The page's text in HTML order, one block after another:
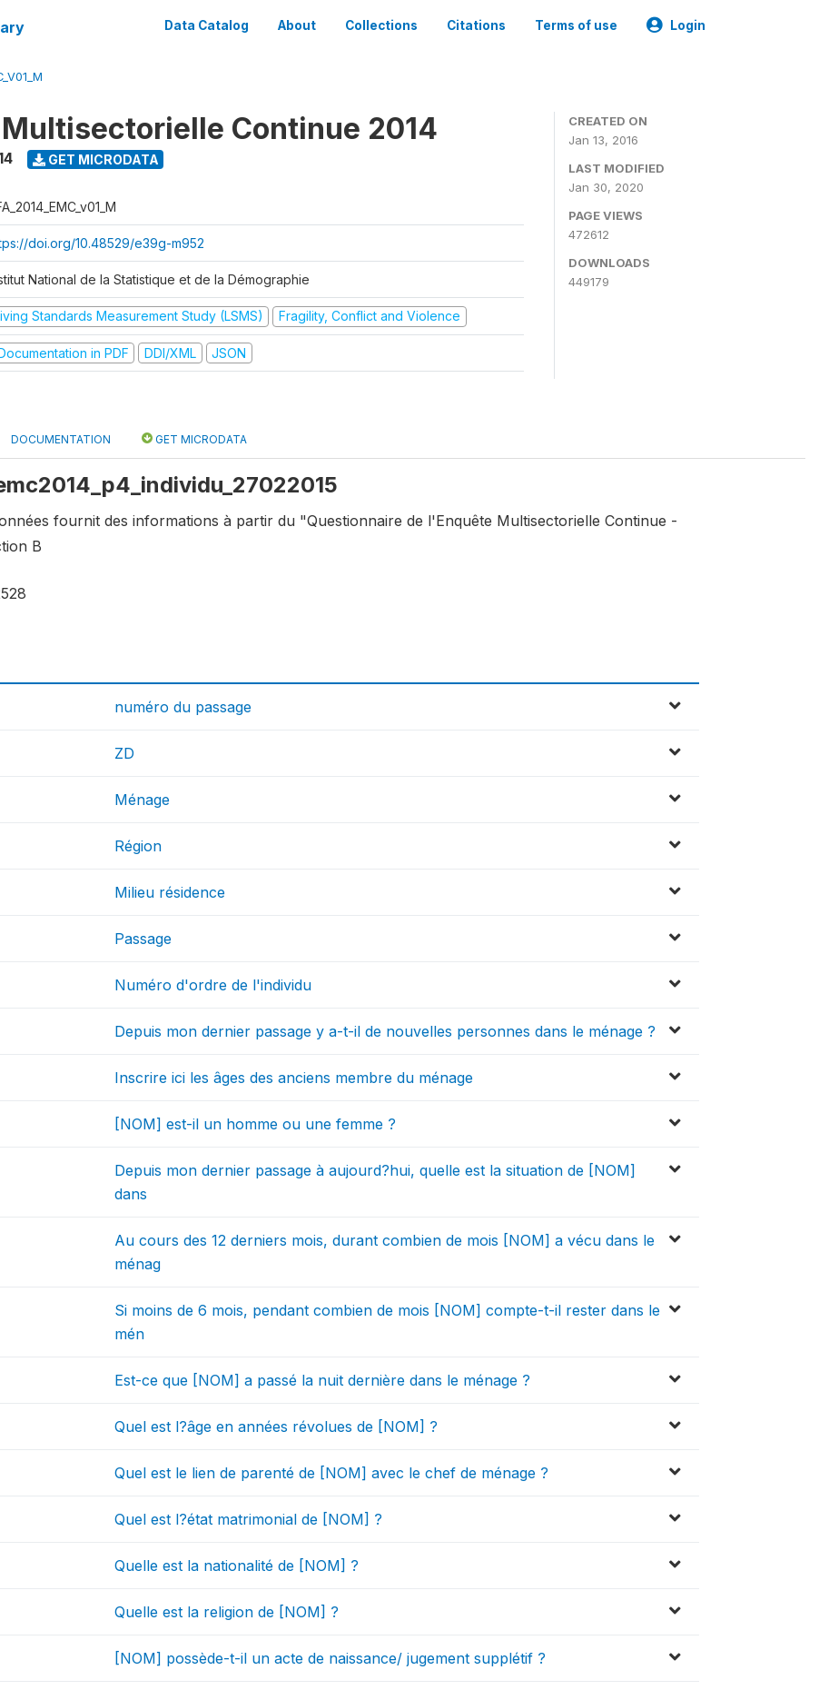
Data Catalog About Collections Citations Terms of use Login
Continue 2014
GET MICRODATA
doi.org/10.48529/e39g-m952
National de la Statistique et de la Démographie
Standards Measurement Study (LSMS) Fragility, Conflict and Violence
in PDF DDI/XML JSON
CREATED ON
Jan 13, 2016
LAST MODIFIED
Jan 30, 2020
PAGE VIEWS
472612
DOWNLOADS
449179
DOCUMENTATION GET MICRODATA
fournit des informations à partir du "Questionnaire de l'Enquête Multisectorielle Continue -
B
numéro du passage
ZD
Ménage
Région
Milieu résidence
Passage
Numéro d'ordre de l'individu
Depuis mon dernier passage y a-t-il de nouvelles personnes dans le ménage ?
Inscrire ici les âges des anciens membre du ménage
[NOM] est-il un homme ou une femme ?
Depuis mon dernier passage à aujourd?hui, quelle est la situation de [NOM]
dans
Au cours des 12 derniers mois, durant combien de mois [NOM] a vécu dans le
ménag
Si moins de 6 mois, pendant combien de mois [NOM] compte-t-il rester dans le
mén
Est-ce que [NOM] a passé la nuit dernière dans le ménage ?
Quel est l?âge en années révolues de [NOM] ?
Quel est le lien de parenté de [NOM] avec le chef de ménage ?
Quel est l?état matrimonial de [NOM] ?
Quelle est la nationalité de [NOM] ?
Quelle est la religion de [NOM] ?
[NOM] possède-t-il un acte de naissance/ jugement supplétif ?